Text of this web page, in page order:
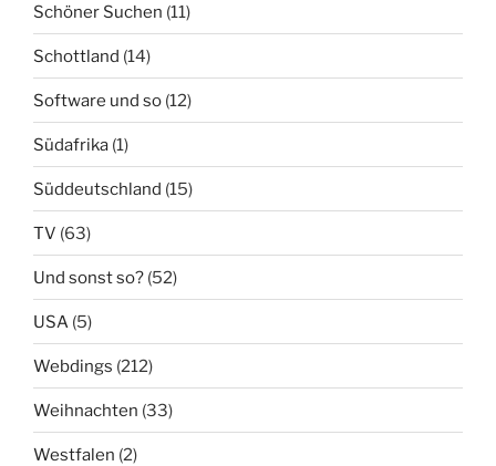
Schöner Suchen (11)
Schottland (14)
Software und so (12)
Südafrika (1)
Süddeutschland (15)
TV (63)
Und sonst so? (52)
USA (5)
Webdings (212)
Weihnachten (33)
Westfalen (2)